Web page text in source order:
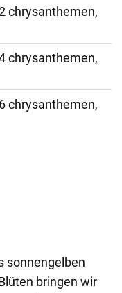
chrysanthemen,
chrysanthemen,
chrysanthemen,
sonnengelben
bringen wir